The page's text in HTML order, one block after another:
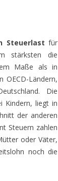
Steuerlast für
stärksten die
Maße als in
OECD-Ländern,
Die
Kindern, liegt in
der anderen
Steuern zahlen
oder Väter,
noch die